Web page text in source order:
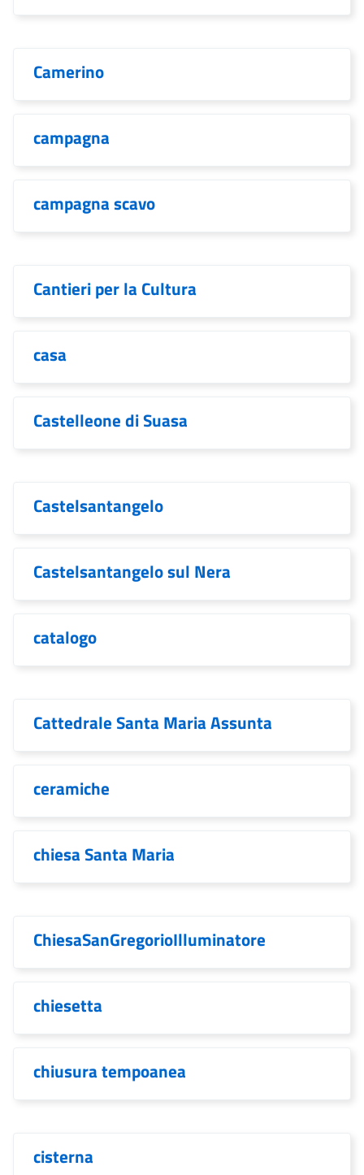
Camerino
campagna
campagna scavo
Cantieri per la Cultura
casa
Castelleone di Suasa
Castelsantangelo
Castelsantangelo sul Nera
catalogo
Cattedrale Santa Maria Assunta
ceramiche
chiesa Santa Maria
ChiesaSanGregorioIlluminatore
chiesetta
chiusura tempoanea
cisterna